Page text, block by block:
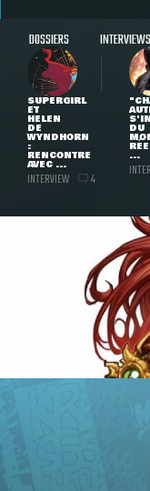
DOSSIERS INTERVIEWS
SUPERGIRL
ET
HELEN
DE
WYNDHORN
:
RENCONTRE
AVEC ...
INTERVIEW 4
DU
...